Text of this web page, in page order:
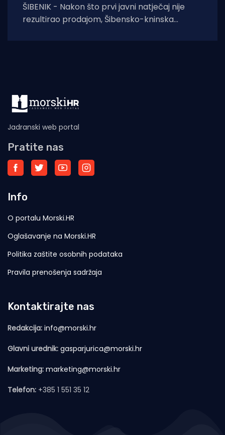
ŠIBENIK - Nakon što prvi javni natječaj nije
rezultirao prodajom, Šibensko-kninska
Jadranski web portal
Pratite nas
Info
O portalu Morski.HR
Oglašavanje na Morski.HR
Politika zaštite osobnih podataka
Pravila prenošenja sadržaja
Kontaktirajte nas
Redakcija: info@morski.hr
Glavni urednik: gasparjurica@morski.hr
Marketing: marketing@morski.hr
Telefon: +385 1 551 35 12